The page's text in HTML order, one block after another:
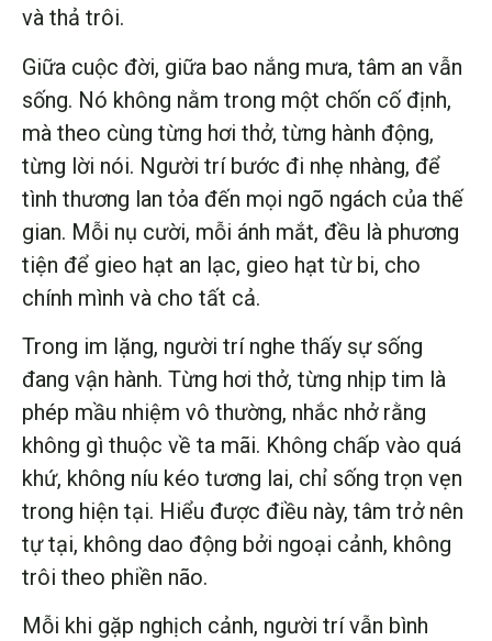
và thả trôi.
Giữa cuộc đời, giữa bao nắng mưa, tâm an vẫn
sống. Nó không nằm trong một chốn cố định,
mà theo cùng từng hơi thở, từng hành động,
từng lời nói. Người trí bước đi nhẹ nhàng, để
tình thương lan tỏa đến mọi ngõ ngách của thế
gian. Mỗi nụ cười, mỗi ánh mắt, đều là phương
tiện để gieo hạt an lạc, gieo hạt từ bi, cho
chính mình và cho tất cả.
Trong im lặng, người trí nghe thấy sự sống
đang vận hành. Từng hơi thở, từng nhịp tim là
phép mầu nhiệm vô thường, nhắc nhở rằng
không gì thuộc về ta mãi. Không chấp vào quá
khứ, không níu kéo tương lai, chỉ sống trọn vẹn
trong hiện tại. Hiểu được điều này, tâm trở nên
tự tại, không dao động bởi ngoại cảnh, không
trôi theo phiền não.
Mỗi khi gặp nghịch cảnh, người trí vẫn bình